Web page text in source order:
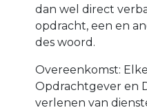
dan wel direct
opdracht, een en
des woord.
Overeenkomst:
Opdrachtgever en
verlenen van